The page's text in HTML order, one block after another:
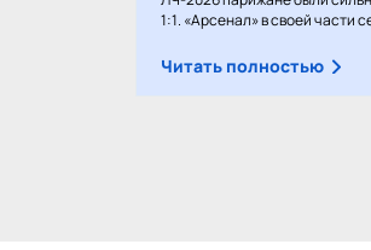
1:1. «Арсенал» в своей части
Читать полностью